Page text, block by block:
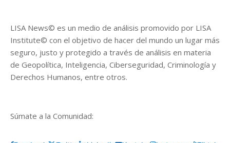
LISA News© es un medio de análisis promovido por LISA
Institute© con el objetivo de hacer del mundo un lugar más
seguro, justo y protegido a través de análisis en materia
de Geopolítica, Inteligencia, Ciberseguridad, Criminología y
Derechos Humanos, entre otros.
Súmate a la Comunidad: